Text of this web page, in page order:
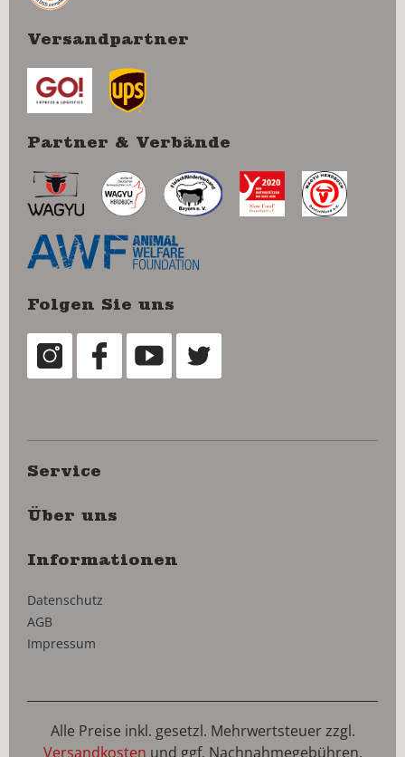
Versandpartner
Partner & Verbände
Folgen Sie uns
Service
Über uns
Informationen
Datenschutz
AGB
Impressum
Alle Preise inkl. gesetzl. Mehrwertsteuer zzgl.
Versandkosten und ggf. Nachnahmegebühren,